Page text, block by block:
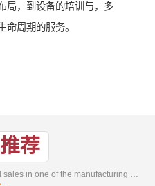
局，到设备的培训与，多
命周期的服务。
荐
Development, design, production and sales in one of the manufacturing enterprises